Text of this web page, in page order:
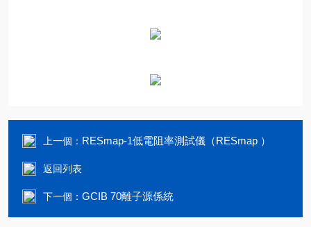
上一個： RESmap-1低電阻率測試儀（RESmap ）
返回列表
下一個： GCIB 70離子源係統